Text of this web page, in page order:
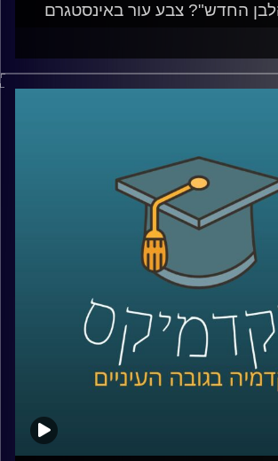
החדש"? צבע עור באינסטגרם
על ידי כמות הלייקים והעוקבים חשוב
שאנחנו עושות ועושים ולהציג אותה
דיגיטלית תרבות ובני נוער באינסטגרם
בחטיבת דאטה ממשל ודמוקרטיה שאלה
פילטרים הם משתמשים היא נדהמה לגלות
היום – שחור.
אמיתי ביחס בין העדות השונות, ממתי
והאם קים קרדשיאן עשתה שינוי אמיתי
שנים ארוכות? האזינו לחלק השני של